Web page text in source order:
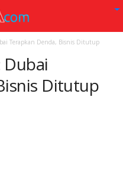
Terapkan Denda, Bisnis Ditutup
Ditutup